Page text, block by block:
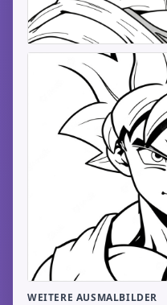
WEITERE AUSMALBILDER